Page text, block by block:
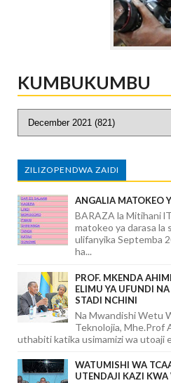
KUMBUKUMBU
ZILIZOPENDWA ZAIDI
ANGALIA MATOKEO
BARAZA la Mitihani
matokeo ya darasa la
ulifanyika Septemba
ha...
PROF. MKENDA
ELIMU YA UFUNDI
STADI NCHINI
Na Mwandishi Wetu
Teknolojia, Mhe.Prof
uthabiti katika usimamizi wa utoaji
WATUMISHI WA
UTENDAJI KAZI KWA